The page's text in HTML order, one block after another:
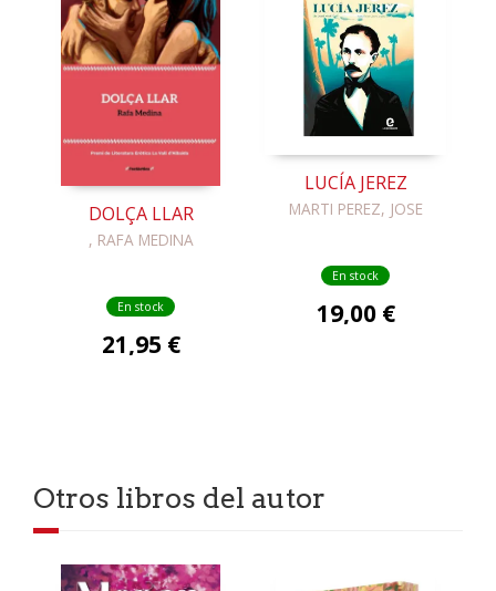
DOLÇA LLAR
, RAFA MEDINA
En stock
21,95 €
LUCÍA JEREZ
MARTI PEREZ, JOSE
En stock
19,00 €
Otros libros del autor